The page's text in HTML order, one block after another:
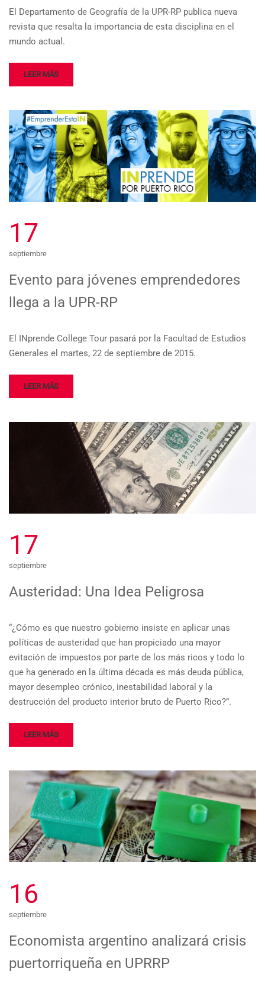
El Departamento de Geografía de la UPR-RP publica nueva
revista que resalta la importancia de esta disciplina en el
mundo actual.
LEER MÁS
17
septiembre
Evento para jóvenes emprendedores
llega a la UPR-RP
El INprende College Tour pasará por la Facultad de Estudios
Generales el martes, 22 de septiembre de 2015.
LEER MÁS
17
septiembre
Austeridad: Una Idea Peligrosa
“¿Cómo es que nuestro gobierno insiste en aplicar unas
políticas de austeridad que han propiciado una mayor
evitación de impuestos por parte de los más ricos y todo lo
que ha generado en la última década es más deuda pública,
mayor desempleo crónico, inestabilidad laboral y la
destrucción del producto interior bruto de Puerto Rico?”.
LEER MÁS
16
septiembre
Economista argentino analizará crisis
puertorriqueña en UPR­RP